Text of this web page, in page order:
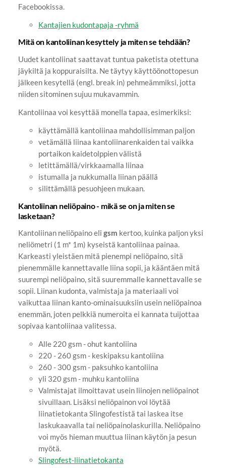
Facebookissa.
Kantajien kudontapaja -ryhmä
Mitä on kantoliinan kesyttely ja miten se tehdään?
Uudet kantoliinat saattavat tuntua paketista otettuna
jäykiltä ja koppuraisilta. Ne täytyy käyttöönottopesun
jälkeen kesytellä (engl. break in) pehmeämmiksi, jotta
niiden sitominen sujuu mukavammin.
Kantoliinaa voi kesyttää monella tapaa, esimerkiksi:
käyttämällä kantoliinaa mahdollisimman paljon
vetämällä liinaa kantoliinarenkaiden tai vaikka
portaikon kaidetolppien välistä
letittämällä/virkkaamalla liinaa
istumalla ja nukkumalla liinan päällä
silittämällä pesuohjeen mukaan.
Kantoliinan neliöpaino - mikä se on ja miten se
lasketaan?
Kantoliinan neliöpaino eli gsm kertoo, kuinka paljon yksi
neliömetri (1 m* 1m) kyseistä kantoliinaa painaa.
Karkeasti yleistäen mitä pienempi neliöpaino, sitä
pienemmälle kannettavalle liina sopii, ja kääntäen mitä
suurempi neliöpaino, sitä suuremmalle kannettavalle se
sopii. Liinan kudonta, valmistaja ja materiaali voi
vaikuttaa liinan kanto-ominaisuuksiin usein neliöpainoa
enemmän, joten pelkkiä numeroita ei kannata tuijottaa
sopivaa kantoliinaa valitessa.
Alle 220 gsm - ohut kantoliina
220 - 260 gsm - keskipaksu kantoliina
260 - 300 gsm - paksuhko kantoliina
yli 320 gsm - muhku kantoliina
Valmistajat ilmoittavat usein liinojen neliöpainot
sivuillaan. Lisäksi neliöpainon voi löytää
liinatietokanta Slingofestistä tai laskea itse
laskukaavalla tai neliöpainolaskurilla. Neliöpaino
voi myös hieman muuttua liinan käytön ja pesun
myötä.
Slingofest-liinatietokanta